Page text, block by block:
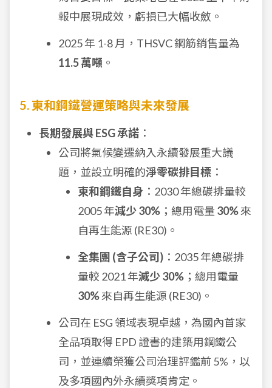
報中展現成效，虧損已大幅收斂。
2025 年 1-8 月，THSVC 鋼筋銷售量為
11.5 萬噸 。
5. 東和鋼鐵營運策略與未來發展
長期發展與 ESG 承諾 ：
公司將氣候變遷納入永續發展重大議
題，並設立明確的淨零碳排目標 ：
東和鋼鐵自身 ：2030 年總碳排量較
2005 年減少 30% ；總用電量 30%來
自再生能源 (RE30)。
全集團 (含子公司) ：2035 年總碳排
量較 2021 年減少 30% ；總用電量
30%來自再生能源 (RE30)。
公司在 ESG 領域表現卓越，為國內首家
全品項取得 EPD 證書的建築用鋼鐵公
司，並連續榮獲公司治理評鑑前 5%，以
及多項國內外永續獎項肯定。